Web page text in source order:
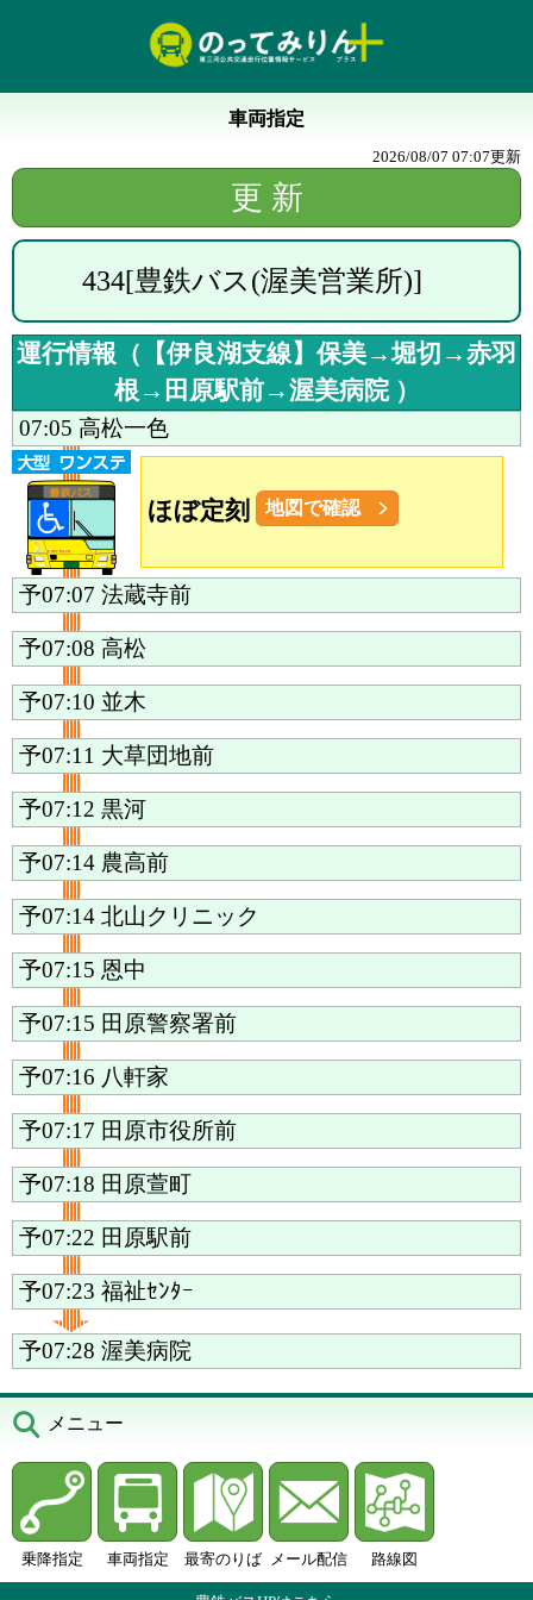
車両指定
2026/08/07 07:07更新
434[豊鉄バス(渥美営業所)]
運行情報（ 【伊良湖支線】保美→堀切→赤羽
根→田原駅前→渥美病院 ）
07:05 高松一色
ほぼ定刻 地図で確認
予07:07 法蔵寺前
予07:08 高松
予07:10 並木
予07:11 大草団地前
予07:12 黒河
予07:14 農高前
予07:14 北山クリニック
予07:15 恩中
予07:15 田原警察署前
予07:16 八軒家
予07:17 田原市役所前
予07:18 田原萱町
予07:22 田原駅前
予07:23 福祉ｾﾝﾀｰ
予07:28 渥美病院
メニュー
乗降指定 車両指定 最寄のりば メール配信 路線図